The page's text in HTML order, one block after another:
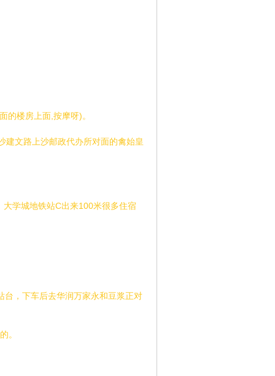
的楼房上面,按摩呀)。
建文路上沙邮政代办所对面的禽始皇
学城地铁站C出来100米很多住宿
台，下车后去华润万家永和豆浆正对
。